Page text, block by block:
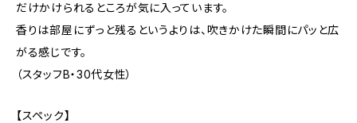
だけかけられるところが気に入っています。
香りは部屋にずっと残るというよりは、吹きかけた瞬間にパッと広
がる感じです。
（スタッフB・30代女性）
【スペック】